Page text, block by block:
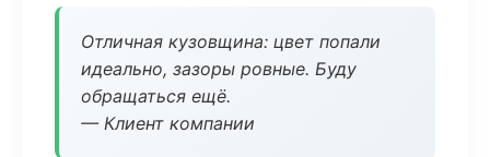
Отличная кузовщина: цвет попали
идеально, зазоры ровные. Буду
обращаться ещё.
— Клиент компании